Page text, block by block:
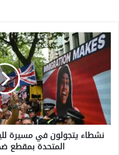
نشطاء
يتجولون
مسيرة
لليمين
المتطرف
في
المملكة
المتحدة
بمقطع
نشطاء يتجولون في مسيرة
المتحدة بمقطع